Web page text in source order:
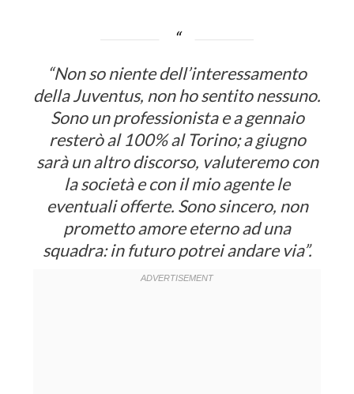
“Non so niente dell’interessamento
della Juventus, non ho sentito nessuno.
Sono un professionista e a gennaio
resterò al 100% al Torino; a giugno
sarà un altro discorso, valuteremo con
la società e con il mio agente le
eventuali offerte. Sono sincero, non
prometto amore eterno ad una
squadra: in futuro potrei andare via”.